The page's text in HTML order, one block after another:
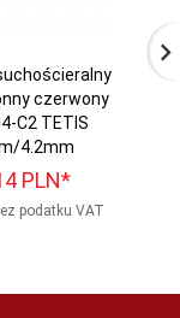
czerwony
C2 TETIS
4.2mm
PLN*
podatku VAT